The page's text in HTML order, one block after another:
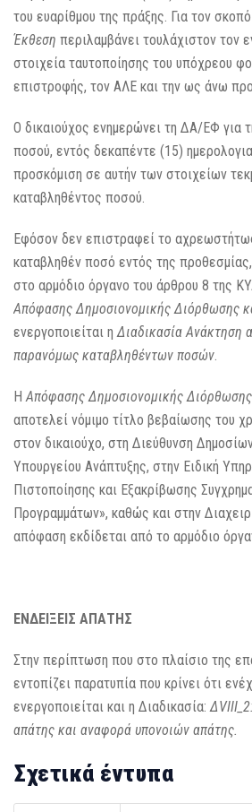
του ευαρίθμου της πράξης. Για τον
Έκθεση περιλαμβάνει τουλάχιστον τον
στοιχεία ταυτοποίησης του υπόχρεου
επιστροφής, τον ΑΛΕ και την ως άνω
Ο δικαιούχος ενημερώνει τη ΔΑ/ΕΦ για
ποσού, εντός δεκαπέντε (15)
προσκόμιση σε αυτήν των στοιχείων
καταβληθέντος ποσού.
Εφόσον δεν επιστραφεί το
καταβληθέν ποσό εντός της
στο αρμόδιο όργανο του άρθρου 8 της
Απόφασης Δημοσιονομικής Διόρθωσης
ενεργοποιείται ηΔιαδικασία Ανάκτηση
παρανόμως καταβληθέντων ποσών.
ΗΑπόφασης Δημοσιονομικής
αποτελεί νόμιμο τίτλο βεβαίωσης του
στον δικαιούχο, στη Διεύθυνση
Υπουργείου Ανάπτυξης, στην Ειδική
Πιστοποίησης και Εξακρίβωσης
Προγραμμάτων», καθώς και στην
απόφαση εκδίδεται από το αρμόδιο
ΕΝΔΕΙΞΕΙΣ ΑΠΑΤΗΣ
Στην περίπτωση που στο πλαίσιο της
εντοπίζει παρατυπία που κρίνει ότι
ενεργοποιείται και η Διαδικασία:ΔVIII
απάτης και αναφορά υπονοιών απάτης.
Σχετικά έντυπα